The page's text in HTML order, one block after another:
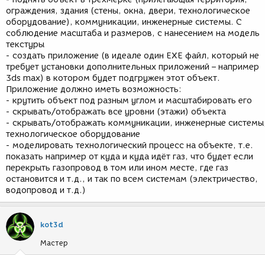
ограждения, здания (стены, окна, двери, технологическое
оборудование), коммуникации, инженерные системы. С
соблюдение масштаба и размеров, с нанесением на модель
текстуры
- создать приложение (в идеале один EXE файл, который не
требует установки дополнительных приложений – например
3ds max) в котором будет подгружен этот объект.
Приложение должно иметь возможность:
- крутить объект под разным углом и масштабировать его
- скрывать/отображать все уровни (этажи) объекта
- скрывать/отображать коммуникации, инженерные
технологическое оборудование
- моделировать технологический процесс на объекте, т.е.
показать например от куда и куда идёт газ, что будет если
перекрыть газопровод в том или ином месте, где газ
остановится и т.д., и так по всем системам (электричество,
водопровод и т.д.)
kot3d
Мастер